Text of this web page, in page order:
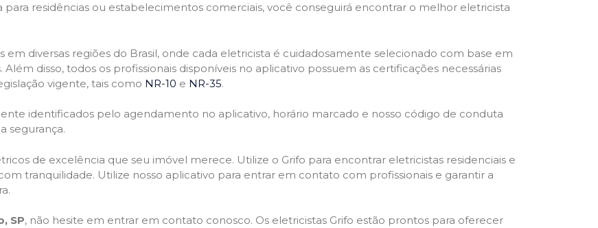
para residências ou estabelecimentos comerciais, você conseguirá encontrar o melhor eletricista
em diversas regiões do Brasil, onde cada eletricista é cuidadosamente selecionado com base em
disso, todos os profissionais disponíveis no aplicativo possuem as certificações necessárias
vigente, tais como NR-10 e NR-35.
identificados pelo agendamento no aplicativo, horário marcado e nosso código de conduta
segurança.
de excelência que seu imóvel merece. Utilize o Grifo para encontrar eletricistas residenciais e
tranquilidade. Utilize nosso aplicativo para entrar em contato com profissionais e garantir a
SP, não hesite em entrar em contato conosco. Os eletricistas Grifo estão prontos para oferecer